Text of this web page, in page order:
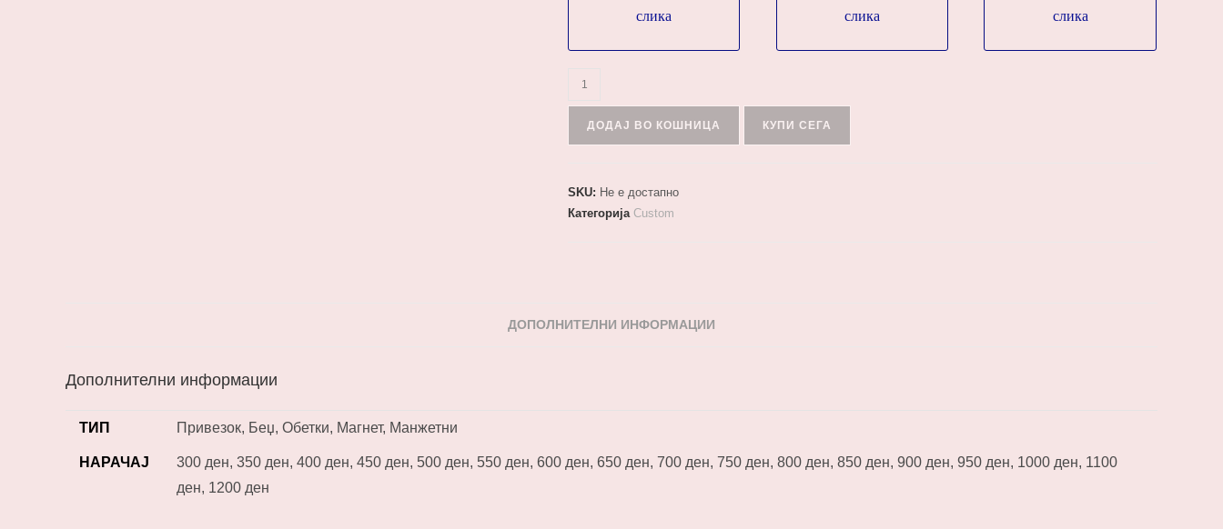
слика
слика
слика
ДОДАЈ ВО КОШНИЦА КУПИ СЕГА
SKU: Не е достапно
Категорија Custom
ДОПОЛНИТЕЛНИ ИНФОРМАЦИИ
Дополнителни информации
ТИП Привезок, Беџ, Обетки, Магнет, Манжетни
НАРАЧАЈ
300 ден, 350 ден, 400 ден, 450 ден, 500 ден, 550 ден, 600 ден, 650 ден, 700 ден, 750 ден, 800 ден, 850 ден, 900 ден, 950 ден, 1000 ден, 1100
ден, 1200 ден